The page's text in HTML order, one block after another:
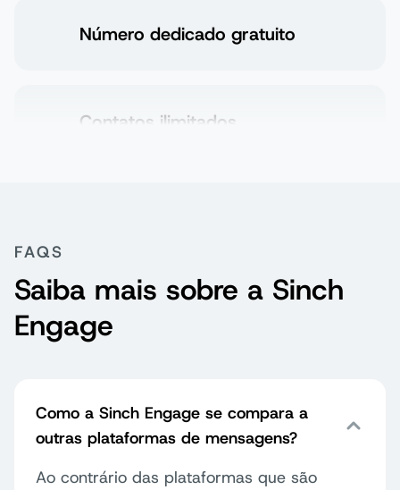
Gerenciamento de contatos
Relatórios avançados
FAQS
Saiba mais sobre a Sinch
Engage
Como a Sinch Engage se compara a
outras plataformas de mensagens?
Ao contrário das plataformas que são